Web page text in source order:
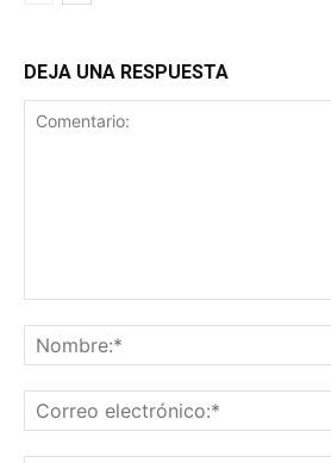
DEJA UNA RESPUESTA